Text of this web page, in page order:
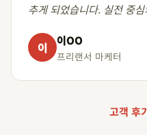
추게 되었습니다. 실전 중
이 이OO
프리랜서 마케터
고객 후